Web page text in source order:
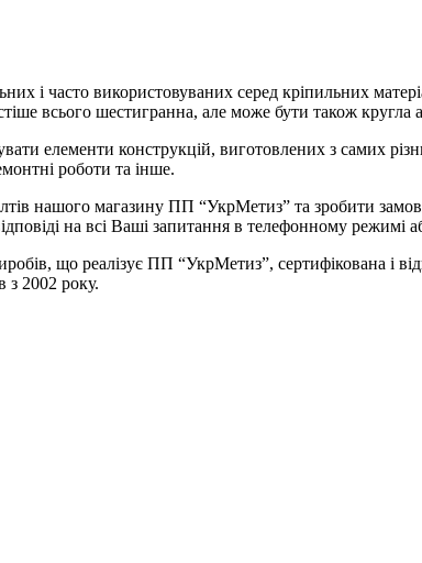
і часто використовуваних серед кріпильних
всього шестигранна, але може бути також кругла
елементи конструкцій, виготовлених з самих
роботи та інше.
нашого магазину ПП “УкрМетиз” та зробити
на всі Ваші запитання в телефонному режимі
що реалізує ПП “УкрМетиз”, сертифікована
з 2002 року.